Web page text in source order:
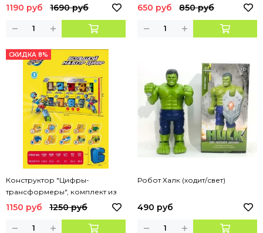
1190 руб 1690 руб 650 руб 850 руб
СКИДКА 8%
Конструктор "Цифры-
трансформеры", комплект из
10 цифр
1150 руб 1250 руб
Робот Халк (ходит/свет)
490 руб